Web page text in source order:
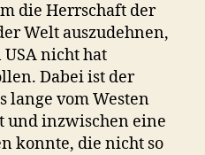
die Herrschaft der
Welt auszudehnen,
nicht hat
Dabei ist der
lange vom Westen
und inzwischen eine
konnte, die nicht so